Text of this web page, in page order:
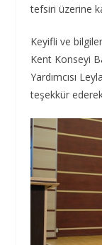
tefsiri üzerine
Keyifli ve
Kent Konseyi
Yardımcısı
teşekkür